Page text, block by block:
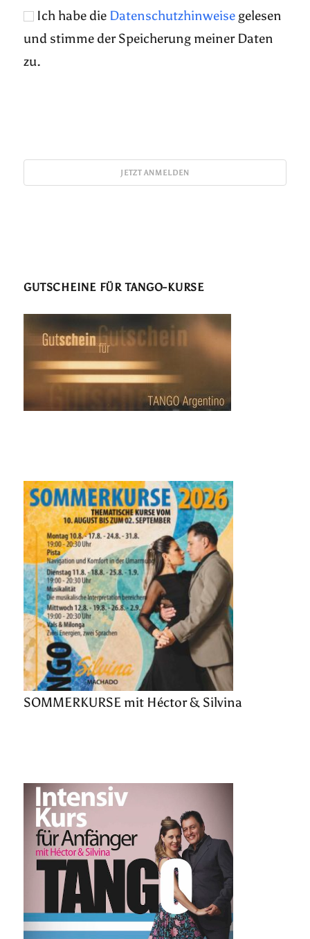
Ich habe die Datenschutzhinweise gelesen
und stimme der Speicherung meiner Daten
zu.
GUTSCHEINE FÜR TANGO-KURSE
SOMMERKURSE mit Héctor & Silvina